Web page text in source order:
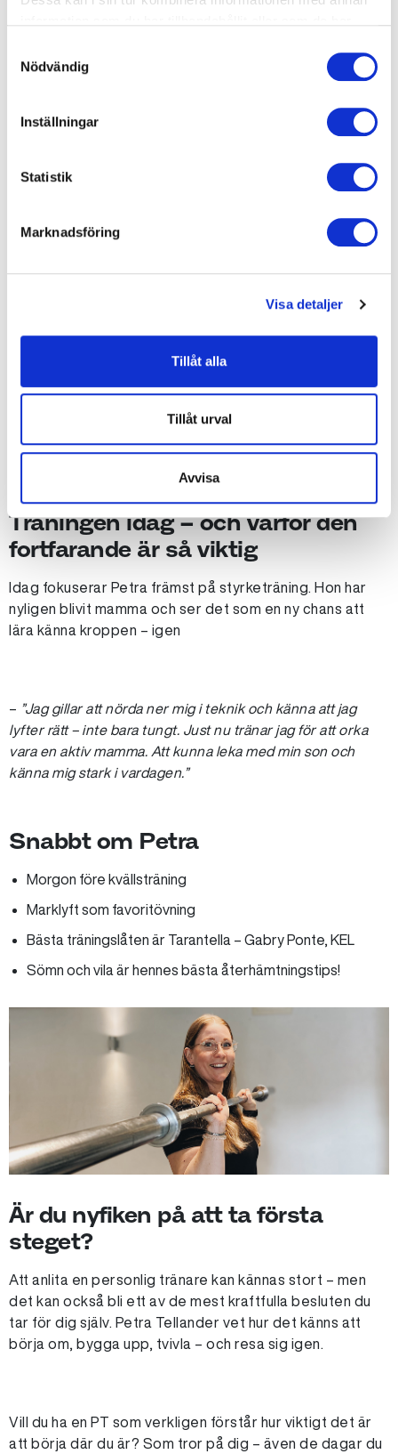
Nödvändig
Inställningar
Statistik
Marknadsföring
Visa detaljer
Tillåt alla
Tillåt urval
Avvisa
prestation – bara ett genuint intresse för att förstå var
du står och vad som är möjligt framåt.
”Vi börjar där du är. Med enkla rörelser, anpassningar och
en öppen dialog. Det ska kännas kul och rimligt – inte
Träningen idag – och varför den
fortfarande är så viktig
Idag fokuserar Petra främst på styrketräning. Hon har
nyligen blivit mamma och ser det som en ny chans att
lära känna kroppen – igen
– ”Jag gillar att nörda ner mig i teknik och känna att jag
lyfter rätt – inte bara tungt. Just nu tränar jag för att orka
vara en aktiv mamma. Att kunna leka med min son och
känna mig stark i vardagen.”
Snabbt om Petra
Morgon före kvällsträning
Marklyft som favoritövning
Bästa träningslåten är Tarantella – Gabry Ponte, KEL
Sömn och vila är hennes bästa återhämtningstips!
Är du nyfiken på att ta första
steget?
Att anlita en personlig tränare kan kännas stort – men
det kan också bli ett av de mest kraftfulla besluten du
tar för dig själv. Petra Tellander vet hur det känns att
börja om, bygga upp, tvivla – och resa sig igen.
Vill du ha en PT som verkligen förstår hur viktigt det är
att börja där du är? Som tror på dig – även de dagar du